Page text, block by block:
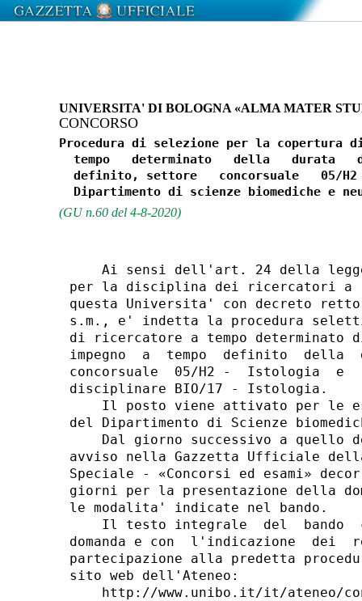
UNIVERSITA' DI BOLOGNA «ALMA MATER
CONCORSO
Procedura di selezione per la copertura
tempo   determinato   della   durata
definito, settore   concorsuale   05/
(GU n.60 del 4-8-2020)
Ai sensi dell'art. 24 della
per la disciplina dei ricercatori a
questa Universita' con decreto
s.m., e' indetta la procedura
di ricercatore a tempo
impegno  a  tempo  definito
concorsuale  05/H2 -  Istologia
disciplinare BIO/17 - Istologia.
Il posto viene attivato per le
del Dipartimento di Scienze
Dal giorno successivo a quello
avviso nella Gazzetta Ufficiale
Speciale - «Concorsi ed esami»
giorni per la presentazione della
le modalita' indicate nel bando.
Il testo integrale  del  bando
domanda e con  l'indicazione
partecipazione alla predetta
sito web dell'Ateneo:
http://www.unibo.it/it/ateneo/